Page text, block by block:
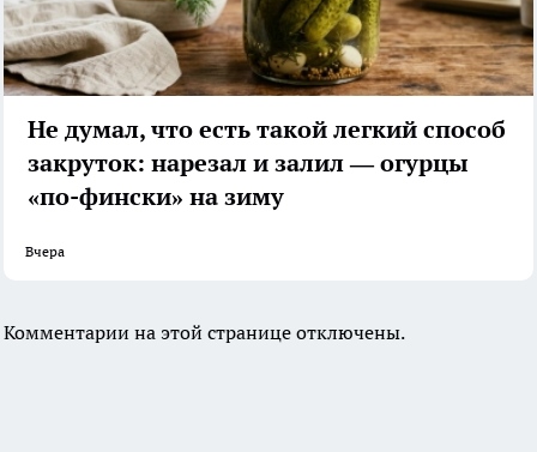
Не думал, что есть такой легкий способ
закруток: нарезал и залил — огурцы
«по-фински» на зиму
Вчера
Комментарии на этой странице отключены.